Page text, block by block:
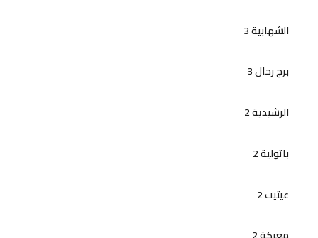
الشهابية 3
برج رحال 3
الرشيدية 2
باتولية 2
عيتيت 2